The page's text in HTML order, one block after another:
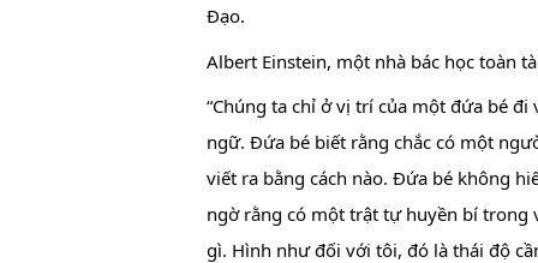
Đạo.
Albert Einstein, một nhà bác học toàn
“Chúng ta chỉ ở vị trí của một đứa bé
ngữ. Đứa bé biết rằng chắc có một
viết ra bằng cách nào. Đứa bé không
ngờ rằng có một trật tự huyền bí trong
gì. Hình như đối với tôi, đó là thái độ